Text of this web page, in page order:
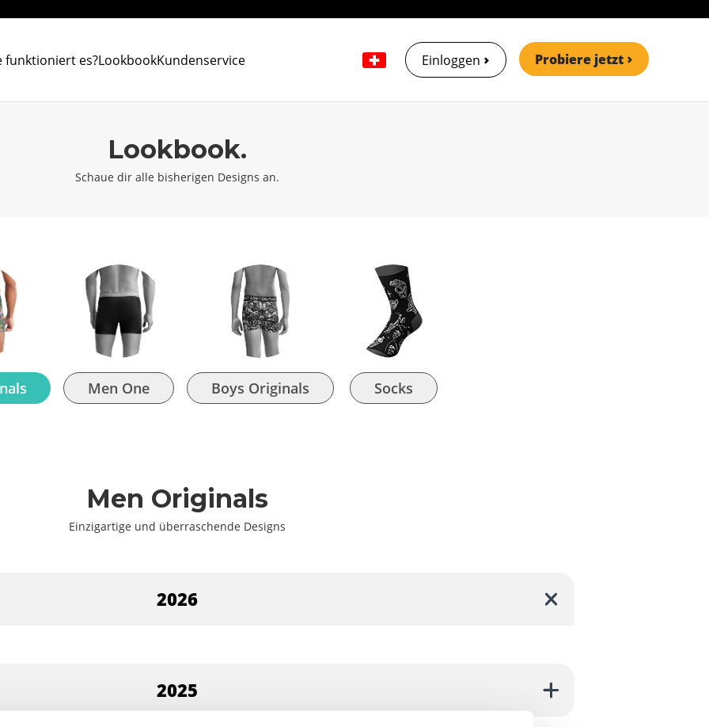
funktioniert es?LookbookKundenservice Einloggen Probiere jetzt
Lookbook.
Schaue dir alle bisherigen Designs an.
Men One Boys Originals Socks
Men Originals
Einzigartige und überraschende Designs
2026
2025